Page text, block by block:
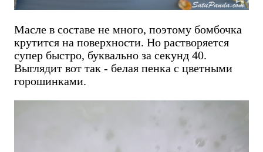
Масле в составе не много, поэтому бомбочка
крутится на поверхности. Но растворяется
супер быстро, буквально за секунд 40.
Выглядит вот так - белая пенка с цветными
горошинками.